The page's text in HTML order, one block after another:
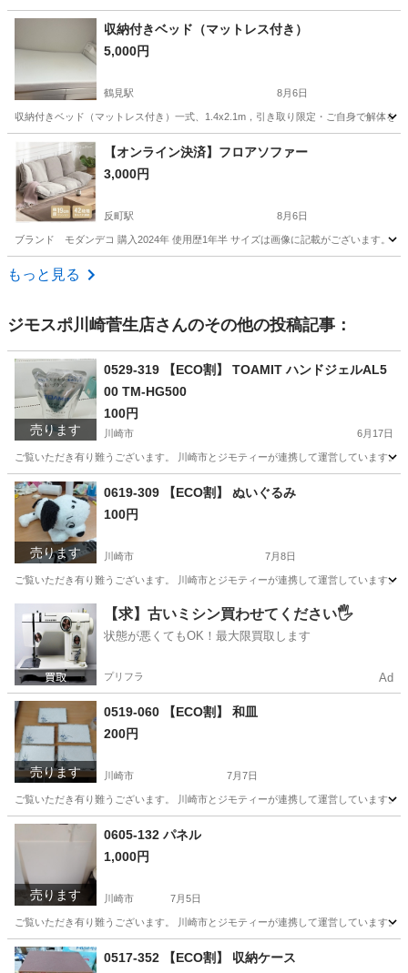
神奈川 横浜市 カーペット/マット/ラグ
収納付きベッド（マットレス付き）
5,000円
鶴見駅 8月6日
収納付きベッド（マットレス付き）一式、1.4x2.1m，引き取り限定・ご自身で解体を
神奈川 横浜市 鶴見駅 ベッド
【オンライン決済】フロアソファー
3,000円
反町駅 8月6日
ブランド モダンデコ 購入2024年 使用歴1年半 サイズは画像に記載がございます。 折
神奈川 横浜市
もっと見る
ジモスポ川崎菅生店さんのその他の投稿記事：
売ります
0529-319 【ECO割】 TOAMIT ハンドジェルAL5
00 TM-HG500
100円
川崎市 6月17日
ご覧いただき有り難うございます。 川崎市とジモティーが連携して運営していま
神奈川 川崎市 リユース
売ります
0619-309 【ECO割】 ぬいぐるみ
100円
川崎市 7月8日
ご覧いただき有り難うございます。 川崎市とジモティーが連携して運営していま
神奈川 川崎市 おもちゃ リユース
【求】古いミシン買わせてください🖐️
状態が悪くてもOK！最大限買取します
プリフラ Ad
売ります
0519-060 【ECO割】 和皿
200円
川崎市 7月7日
ご覧いただき有り難うございます。 川崎市とジモティーが連携して運営していま
神奈川 川崎市 リユース
売ります
0605-132 パネル
1,000円
川崎市 7月5日
ご覧いただき有り難うございます。 川崎市とジモティーが連携して運営していま
神奈川 川崎市 リユース
0517-352 【ECO割】 収納ケース